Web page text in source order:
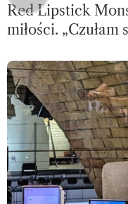
Red Lipstick
miłości. „Czułam